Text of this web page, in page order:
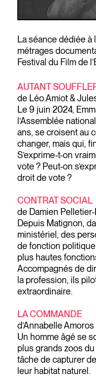
La séance dédiée
métrages
Festival du Film de
AUTANT
de Léo Amiot &
Le 9 juin 2024,
l’Assemblée
ans, se croisent au
changer, mais qui,
S’exprime-t-on
vote ? Peut-on
droit de vote ?
CONTRAT SOCIAL
de Damien
Depuis Matignon,
ministériel, des
de fonction
plus hautes
Accompagnés de
la profession, ils
extraordinaire.
LA COMMANDE
d’Annabelle
Un homme âgé se
plus grands zoos
tâche de capturer
leur habitat naturel.